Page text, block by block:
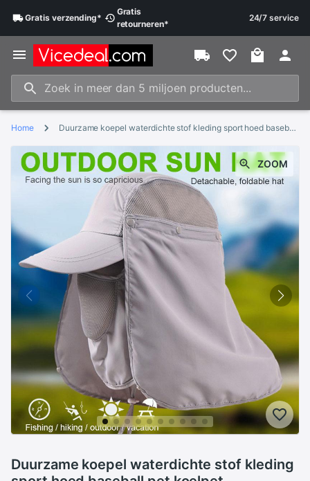
Gratisverzending*
Gratis
retourneren*
24/7 service
Home Duurzame koepel waterdichte stof kleding sport hoed baseball pet koelpet zonnekleppen zonnescherm hoed draagbaar
ZOOM
Duurzame koepel waterdichte stof kleding